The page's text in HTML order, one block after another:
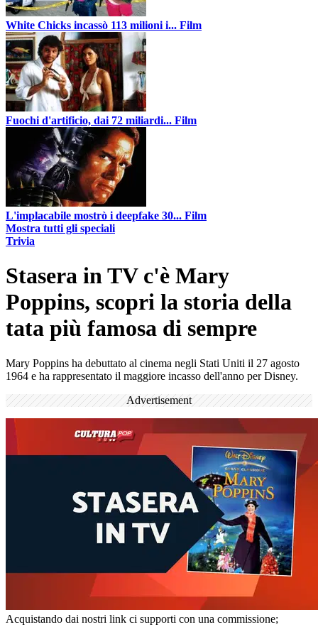
White Chicks incassò 113 milioni i... Film
Fuochi d'artificio, dai 72 miliardi... Film
L'implacabile mostrò i deepfake 30... Film
Mostra tutti gli speciali
Trivia
Stasera in TV c'è Mary
Poppins, scopri la storia della
tata più famosa di sempre
Mary Poppins ha debuttato al cinema negli Stati Uniti il 27 agosto
1964 e ha rappresentato il maggiore incasso dell'anno per Disney.
Advertisement
Acquistando dai nostri link ci supporti con una commissione;